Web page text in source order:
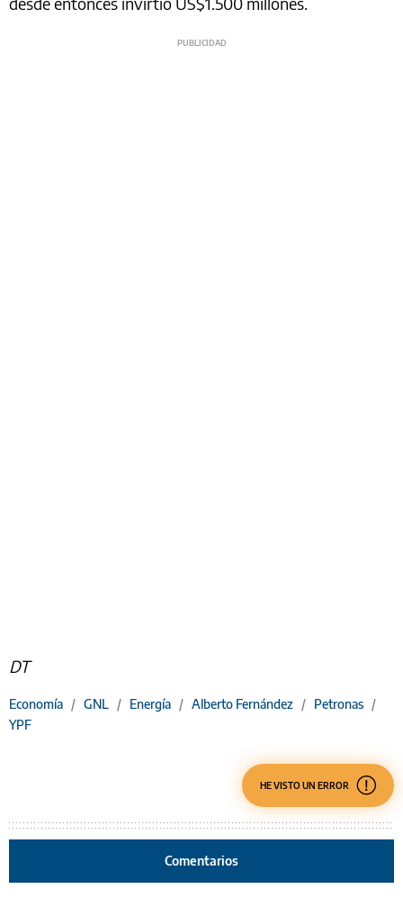
DT
Economía / GNL / Energía / Alberto Fernández / Petronas /
YPF
HE VISTO UN ERROR
Comentarios